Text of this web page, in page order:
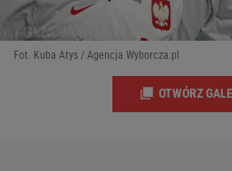
Fot. Kuba Atys / Agencja Wyborcza.pl
OTWÓRZ